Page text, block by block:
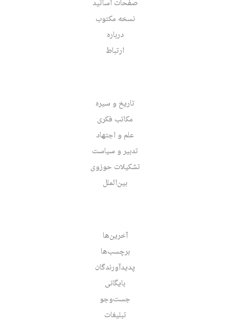
صفحات اساتید
نسخه مکتوب
درباره
ارتباط
تاریخ و سیره
مکاتب فکری
علم و اجتهاد
تدبیر و سیاست
تشکیلات حوزوی
بین‌الملل
آخرین‌ها
برچسب‌ها
پدیدآورندگان
بایگانی
جست‌وجو
تبلیغات